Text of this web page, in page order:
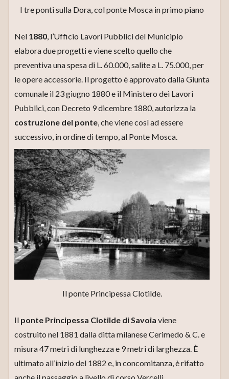
I tre ponti sulla Dora, col ponte Mosca in primo piano
Nel 1880, l’Ufficio Lavori Pubblici del Municipio
elabora due progetti e viene scelto quello che
preventiva una spesa di L. 60.000, salite a L. 75.000, per
le opere accessorie. Il progetto è approvato dalla Giunta
comunale il 23 giugno 1880 e il Ministero dei Lavori
Pubblici, con Decreto 9 dicembre 1880, autorizza la
costruzione del ponte, che viene così ad essere
successivo, in ordine di tempo, al Ponte Mosca.
Il ponte Principessa Clotilde.
Il ponte Principessa Clotilde di Savoia viene
costruito nel 1881 dalla ditta milanese Cerimedo & C. e
misura 47 metri di lunghezza e 9 metri di larghezza. È
ultimato all’inizio del 1882 e, in concomitanza, è rifatto